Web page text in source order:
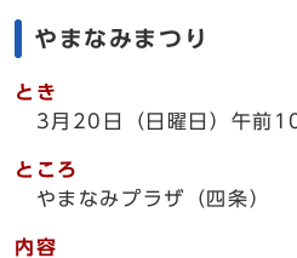
やまなみまつり
とき
3月20日（日曜日）午前
ところ
やまなみプラザ（四条）
内容